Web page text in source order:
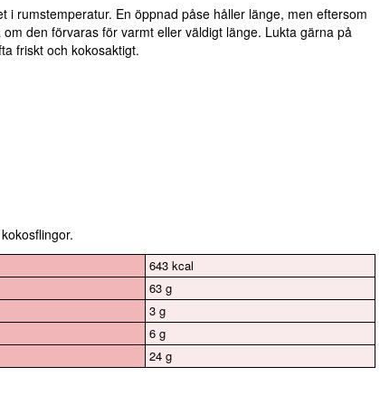
i rumstemperatur. En öppnad påse håller länge, men eftersom
den förvaras för varmt eller väldigt länge. Lukta gärna på
friskt och kokosaktigt.
643 kcal
63 g
3 g
6 g
24 g